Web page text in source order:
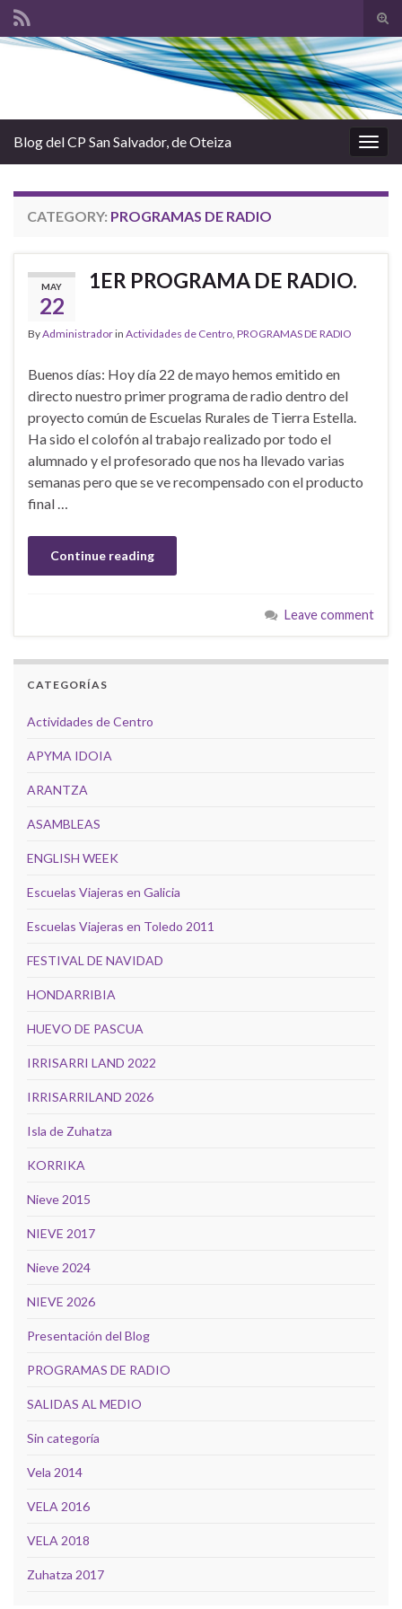
Search for:
Blog del CP San Salvador, de Oteiza
CATEGORY: PROGRAMAS DE RADIO
MAY
22
1ER PROGRAMA DE RADIO.
ByAdministradorin Actividades de Centro, PROGRAMAS DE RADIO
Buenos días: Hoy día 22 de mayo hemos emitido en
directo nuestro primer programa de radio dentro del
proyecto común de Escuelas Rurales de Tierra Estella.
Ha sido el colofón al trabajo realizado por todo el
alumnado y el profesorado que nos ha llevado varias
semanas pero que se ve recompensado con el producto
final …
Continue reading
Leave comment
CATEGORÍAS
Actividades de Centro
APYMA IDOIA
ARANTZA
ASAMBLEAS
ENGLISH WEEK
Escuelas Viajeras en Galicia
Escuelas Viajeras en Toledo 2011
FESTIVAL DE NAVIDAD
HONDARRIBIA
HUEVO DE PASCUA
IRRISARRI LAND 2022
IRRISARRILAND 2026
Isla de Zuhatza
KORRIKA
Nieve 2015
NIEVE 2017
Nieve 2024
NIEVE 2026
Presentación del Blog
PROGRAMAS DE RADIO
SALIDAS AL MEDIO
Sin categoría
Vela 2014
VELA 2016
VELA 2018
Zuhatza 2017